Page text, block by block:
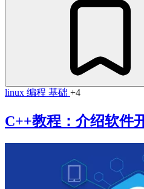
linux 编程 基础 +4
C++教程：介绍软件